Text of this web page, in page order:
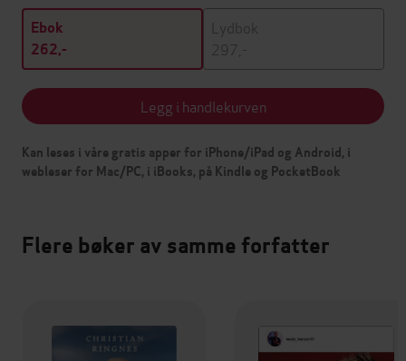
Ebok
262,-
Lydbok
297,-
Legg i handlekurven
Kan leses i våre gratis apper for iPhone/iPad og Android, i
webleser for Mac/PC, i iBooks, på Kindle og PocketBook
Flere bøker av samme forfatter